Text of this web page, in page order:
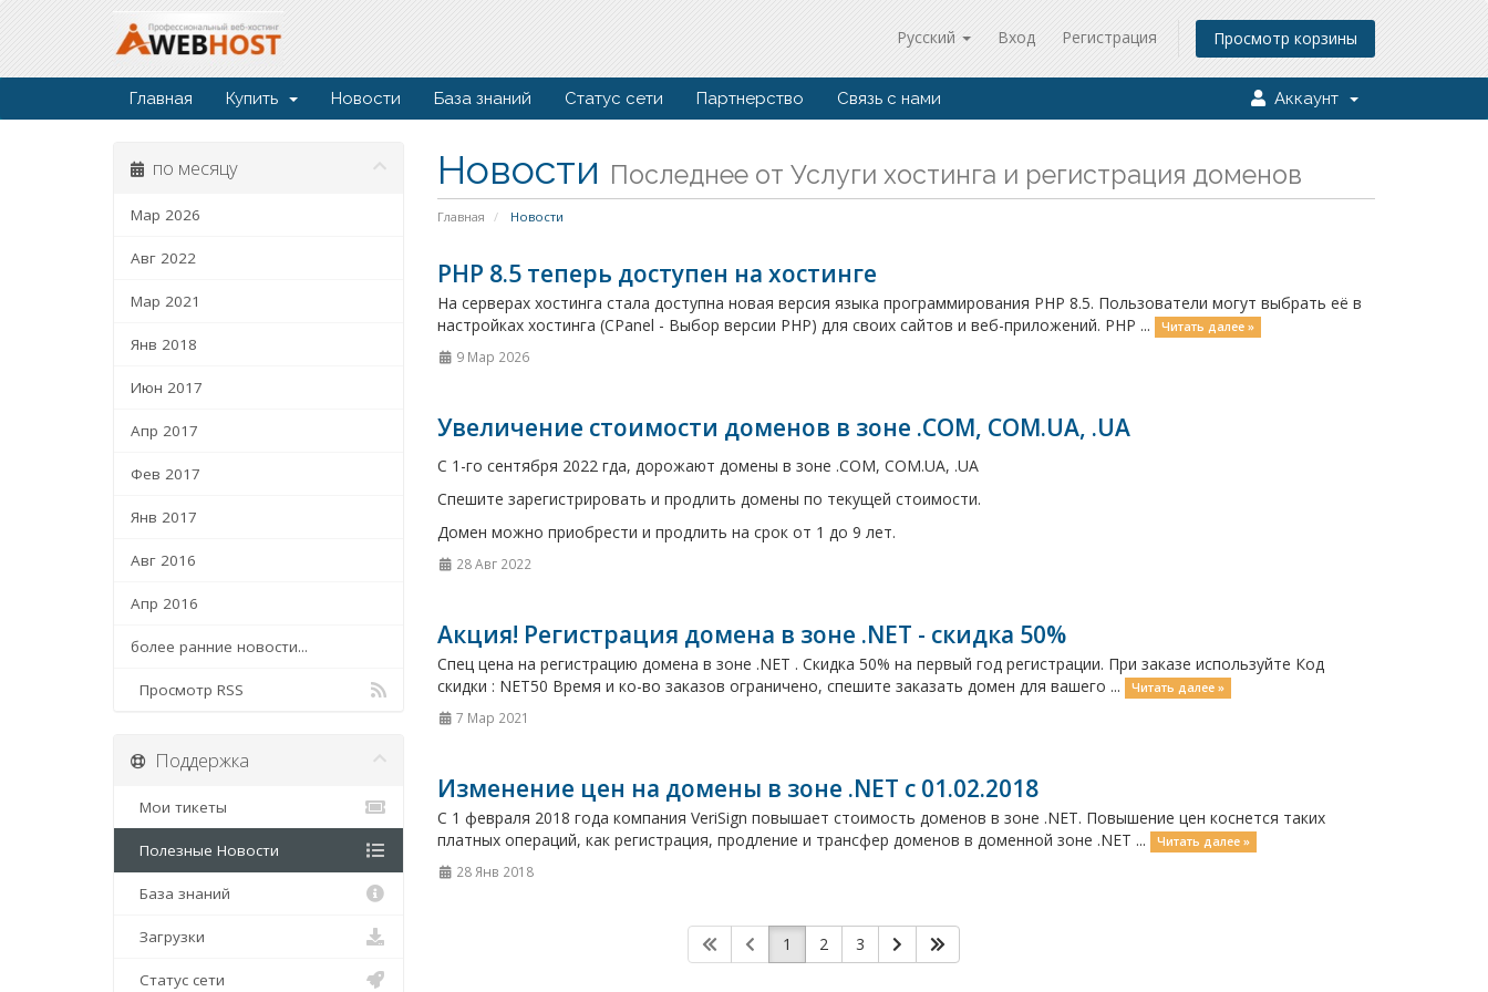
Русский Вход Регистрация Просмотр корзины
Главная Купить Новости База знаний Статус сети Партнерство Связь с нами Аккаунт
Новости Последнее от Услуги хостинга и регистрация доменов
Главная Новости
по месяцу
Мар 2026
Авг 2022
Мар 2021
Янв 2018
Июн 2017
Апр 2017
Фев 2017
Янв 2017
Авг 2016
Апр 2016
более ранние новости...
Просмотр RSS
PHP 8.5 теперь доступен на хостинге
На серверах хостинга стала доступна новая версия языка программирования PHP 8.5. Пользователи могут выбрать её в
настройках хостинга (CPanel - Выбор версии PHP) для своих сайтов и веб-приложений. PHP ...
Читать далее »
9 Мар 2026
Увеличение стоимости доменов в зоне .COM, COM.UA, .UA
C 1-го сентября 2022 гда, дорожают домены в зоне .COM, COM.UA, .UA
Спешите зарегистрировать и продлить домены по текущей стоимости.
Домен можно приобрести и продлить на срок от 1 до 9 лет.
28 Авг 2022
Акция! Регистрация домена в зоне .NET - скидка 50%
Спец цена на регистрацию домена в зоне .NET . Скидка 50% на первый год регистрации. При заказе используйте Код
скидки : NET50 Время и ко-во заказов ограничено, спешите заказать домен для вашего ...
Читать далее »
7 Мар 2021
Изменение цен на домены в зоне .NET с 01.02.2018
С 1 февраля 2018 года компания VeriSign повышает стоимость доменов в зоне .NET. Повышение цен коснется таких
платных операций, как регистрация, продление и трансфер доменов в доменной зоне .NET ...
Читать далее »
28 Янв 2018
1 2 3
Поддержка
Мои тикеты
Полезные Новости
База знаний
Загрузки
Статус сети